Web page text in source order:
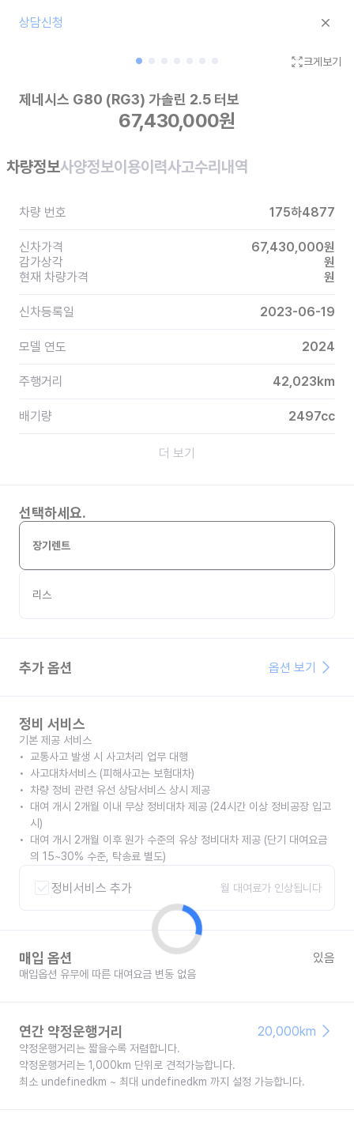
상담신청
크게보기
제네시스 G80 (RG3) 가솔린 2.5 터보
67,430,000원
차량정보사양정보이용이력사고수리내역
차량 번호 175하4877
신차가격 67,430,000원
감가상각
원
현재 차량가격
원
신차등록일 2023-06-19
모델 연도 2024
주행거리 42,023km
배기량 2497cc
더 보기
선택하세요.
장기렌트
리스
추가 옵션 옵션 보기
정비 서비스
기본 제공 서비스
교통사고 발생 시 사고처리 업무 대행
사고대차서비스 (피해사고는 보험대차)
차량 정비 관련 유선 상담서비스 상시 제공
대여 개시 2개월 이내 무상 정비대차 제공 (24시간 이상 정비공장 입고
시)
대여 개시 2개월 이후 원가 수준의 유상 정비대차 제공 (단기 대여요금
의 15~30% 수준, 탁송료 별도)
정비서비스 추가 월 대여료가 인상됩니다
매입 옵션 있음
매입옵션 유무에 따른 대여요금 변동 없음
연간 약정운행거리 20,000km
약정운행거리는 짧을수록 저렴합니다.
약정운행거리는 1,000km 단위로 견적가능합니다.
최소 undefinedkm ~ 최대 undefinedkm 까지 설정 가능합니다.